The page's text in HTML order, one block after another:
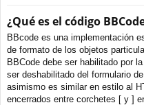
¿Qué es el código
BBcode es una implementación
de formato de los objetos
BBCode debe ser habilitado por
ser deshabilitado del formulario
asimismo es similar en estilo al
encerrados entre corchetes [ y ]